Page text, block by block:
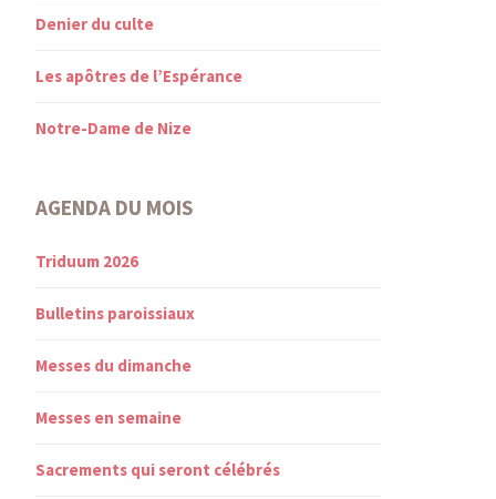
Denier du culte
Les apôtres de l’Espérance
Notre-Dame de Nize
AGENDA DU MOIS
Triduum 2026
Bulletins paroissiaux
Messes du dimanche
Messes en semaine
Sacrements qui seront célébrés